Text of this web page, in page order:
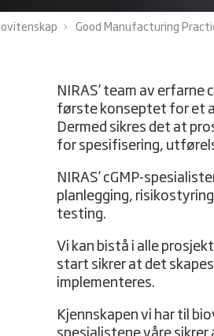
Good Manufacturing
NIRAS’ team av
første konseptet for et
Dermed sikres det at
for spesifisering,
NIRAS’ cGMP-
planlegging,
testing.
Vi kan bistå i alle
start sikrer at det
implementeres.
Kjennskapen vi har til